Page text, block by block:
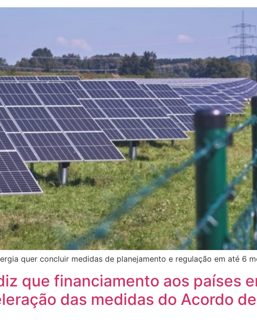
quer concluir medidas de planejamento e regulação em até 6
que financiamento aos países
das medidas do Acordo